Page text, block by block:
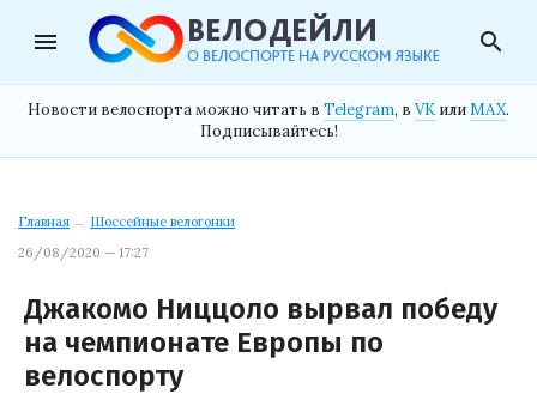
menu search
Новости велоспорта можно читать в Telegram, в VK илиMAX.
Подписывайтесь!
Главная → Шоссейные велогонки
26/08/2020 — 17:27
Джакомо Ниццоло вырвал победу
на чемпионате Европы по
велоспорту